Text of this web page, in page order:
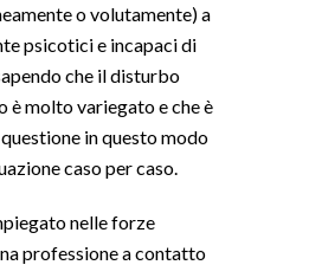
o volutamente) a
psicotici e incapaci di
che il disturbo
molto variegato e che è
in questo modo
caso per caso.
nelle forze
professione a contatto